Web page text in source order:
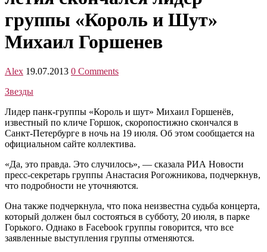
группы «Король и Шут»
Михаил Горшенев
Alex 19.07.2013 0 Comments
Звезды
Лидер панк-группы «Король и шут» Михаил Горшенёв,
известный по кличе Горшок, скоропостижно скончался в
Санкт-Петербурге в ночь на 19 июля. Об этом сообщается на
официальном сайте коллектива.
«Да, это правда. Это случилось», — сказала РИА Новости
пресс-секретарь группы Анастасия Рогожникова, подчеркнув,
что подробности не уточняются.
Она также подчеркнула, что пока неизвестна судьба концерта,
который должен был состояться в субботу, 20 июля, в парке
Горького. Однако в Facebook группы говорится, что все
заявленные выступления группы отменяются.